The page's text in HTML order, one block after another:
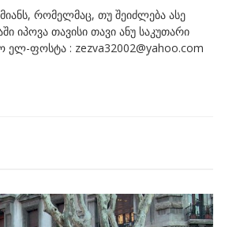
რომელმაც, თუ შეიძლება ასე
იპოვა თავისი თავი ანუ საკუთარი
ელ-ფოსტა : zezva32002@yahoo.com